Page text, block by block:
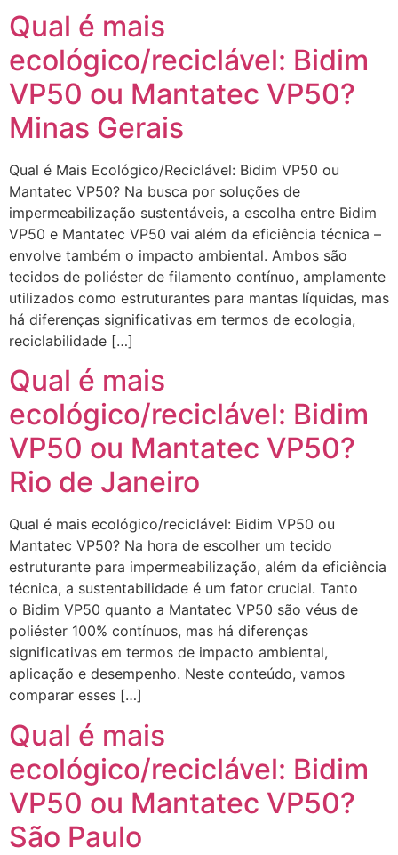
Qual é mais
ecológico/reciclável: Bidim
VP50 ou Mantatec VP50?
Minas Gerais
Qual é Mais Ecológico/Reciclável: Bidim VP50 ou
Mantatec VP50? Na busca por soluções de
impermeabilização sustentáveis, a escolha entre Bidim
VP50 e Mantatec VP50 vai além da eficiência técnica –
envolve também o impacto ambiental. Ambos são
tecidos de poliéster de filamento contínuo, amplamente
utilizados como estruturantes para mantas líquidas, mas
há diferenças significativas em termos de ecologia,
reciclabilidade […]
Qual é mais
ecológico/reciclável: Bidim
VP50 ou Mantatec VP50?
Rio de Janeiro
Qual é mais ecológico/reciclável: Bidim VP50 ou
Mantatec VP50? Na hora de escolher um tecido
estruturante para impermeabilização, além da eficiência
técnica, a sustentabilidade é um fator crucial. Tanto
o Bidim VP50 quanto a Mantatec VP50 são véus de
poliéster 100% contínuos, mas há diferenças
significativas em termos de impacto ambiental,
aplicação e desempenho. Neste conteúdo, vamos
comparar esses […]
Qual é mais
ecológico/reciclável: Bidim
VP50 ou Mantatec VP50?
São Paulo